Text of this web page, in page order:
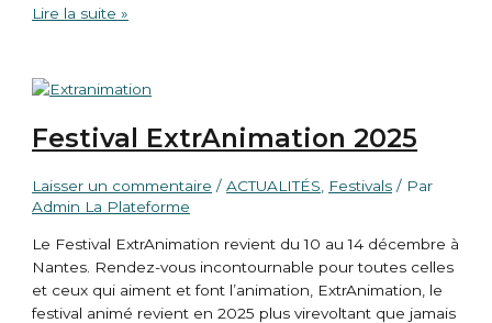
Lire la suite »
Festival ExtrAnimation 2025
Laisser un commentaire /ACTUALITÉS Festivals / Par
Admin La Plateforme
Le Festival ExtrAnimation revient du 10 au 14 décembre à
Nantes. Rendez-vous incontournable pour toutes celles
et ceux qui aiment et font l’animation, ExtrAnimation, le
festival animé revient en 2025 plus virevoltant que jamais